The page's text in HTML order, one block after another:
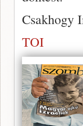
Csakhogy
TOI